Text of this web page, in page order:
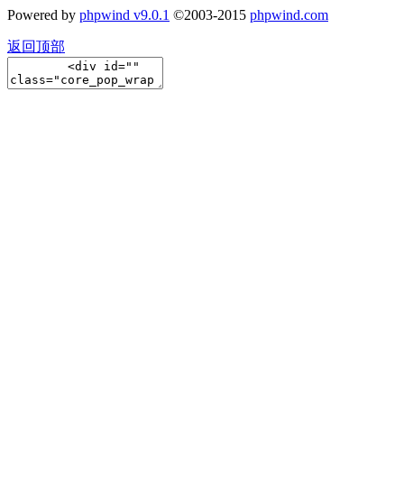
Powered by phpwind v9.0.1 ©2003-2015 phpwind.com
返回顶部